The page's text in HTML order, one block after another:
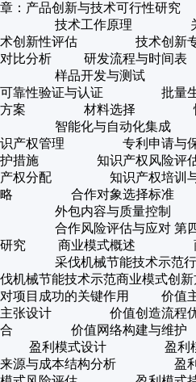
章：产品创新与技术可行性研
技术工作原理 关
术创新性评估 技术创
对比分析 研发流程与时间
样品开发与测试
可靠性验证与认证 批量生
方案 材料选择 性
智能化与自动化集
识产权管理 专利申请与
护措施 知识产权风险评
产权分配 知识产权培训与
略 合作对象选择标准
外包内容与质量控制
合作风险评估与应对 第四
研究 商业模式概述 商业
采伐机械节能技术示范
伐机械节能技术示范商业模
对项目成功的关键作用 价
主张设计 价值创造流
合 价值网络构建与维护
盈利模式设计 盈利
来源与成本结构分析 盈